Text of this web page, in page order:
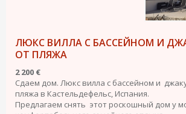
ЛЮКС ВИЛЛА С БАССЕЙНОМ И
ОТ ПЛЯЖА
2 200 €
Сдаем дом. Люкс вилла с бассейном и
пляжа в Кастельдефельс, Испания.
Предлагаем снять этот роскошный дом у